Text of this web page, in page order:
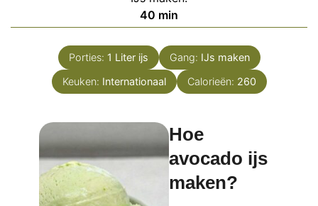
40 minuten
min
Porties: 1 Liter ijs Gang: IJs maken
Keuken: Internationaal Calorieën: 260
Hoe
avocado ijs
maken?